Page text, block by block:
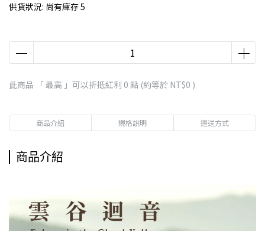
供貨狀況: 尚有庫存 5
此商品 「 最高 」可以折抵紅利 0 點 (約等於 NT$0 )
商品介紹 規格說明 運送方式
商品介紹